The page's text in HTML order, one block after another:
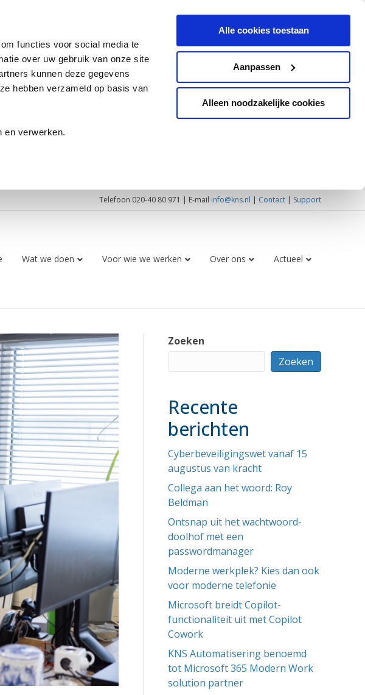
functies voor social media te
over uw gebruik van onze site
kunnen deze gegevens
hebben verzameld op basis van
en verwerken.
Alle cookies toestaan
Aanpassen
Alleen noodzakelijke cookies
Telefoon 020-40 80 971 | E-mail info@kns.nl | Contact | Support
Wat we doen Voor wie we werken Over ons Actueel
Zoeken
Zoeken
Recente
berichten
Cyberbeveiligingswet vanaf 15
augustus van kracht
Collega aan het woord: Roy
Beldman
Ontsnap uit het wachtwoord-
doolhof met een
passwordmanager
Moderne werkplek? Kies dan ook
voor moderne telefonie
Microsoft breidt Copilot-
functionaliteit uit met Copilot
Cowork
KNS Automatisering benoemd
tot Microsoft 365 Modern Work
solution partner